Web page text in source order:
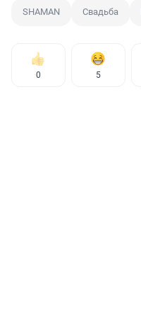
SHAMAN Свадьба
0 5